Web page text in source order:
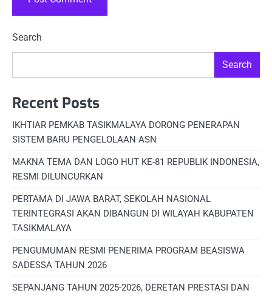
Search
Search
Recent Posts
IKHTIAR PEMKAB TASIKMALAYA DORONG PENERAPAN
SISTEM BARU PENGELOLAAN ASN
MAKNA TEMA DAN LOGO HUT KE-81 REPUBLIK INDONESIA,
RESMI DILUNCURKAN
PERTAMA DI JAWA BARAT, SEKOLAH NASIONAL
TERINTEGRASI AKAN DIBANGUN DI WILAYAH KABUPATEN
TASIKMALAYA
PENGUMUMAN RESMI PENERIMA PROGRAM BEASISWA
SADESSA TAHUN 2026
SEPANJANG TAHUN 2025-2026, DERETAN PRESTASI DAN